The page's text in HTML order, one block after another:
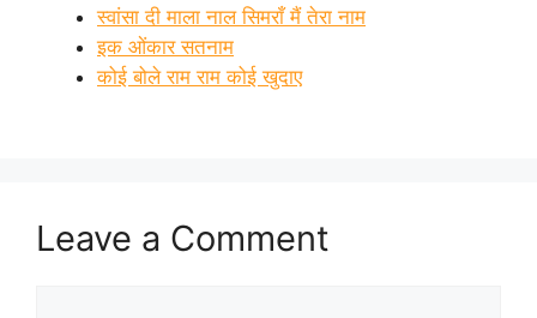
स्वांसा दी माला नाल सिमराँ मैं तेरा नाम
इक ओंकार सतनाम
कोई बोले राम राम कोई खुदाए
Leave a Comment